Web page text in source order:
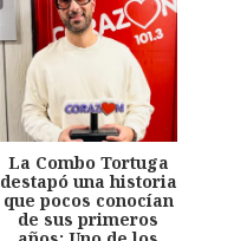
La Combo Tortuga
destapó una historia
que pocos conocían
de sus primeros